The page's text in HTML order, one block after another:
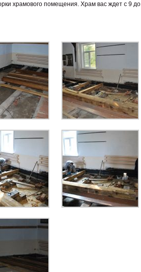
храмового помещения. Храм вас ждет с 9 до